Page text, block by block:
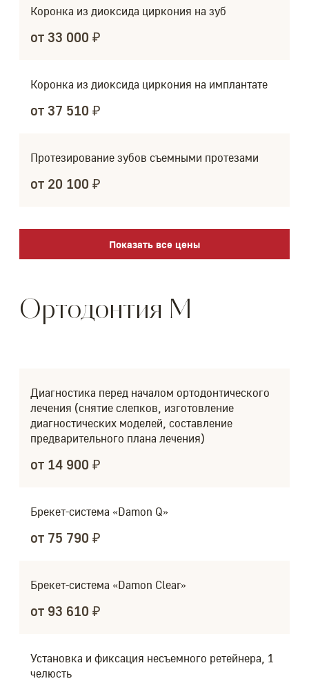
Коронка из диоксида циркония на зуб
от 33 000 ₽
Коронка из диоксида циркония на имплантате
от 37 510 ₽
Протезирование зубов съемными протезами
от 20 100 ₽
Показать все цены
Ортодонтия M
Диагностика перед началом ортодонтического
лечения (снятие слепков, изготовление
диагностических моделей, составление
предварительного плана лечения)
от 14 900 ₽
Брекет-система «Damon Q»
от 75 790 ₽
Брекет-система «Damon Clear»
от 93 610 ₽
Установка и фиксация несъемного ретейнера, 1
челюсть